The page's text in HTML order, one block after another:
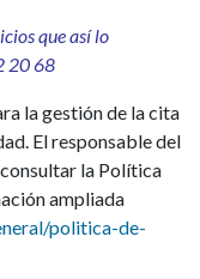
que así lo
20 68
la gestión de la cita
El responsable del
la Política
ampliada
politica-de-